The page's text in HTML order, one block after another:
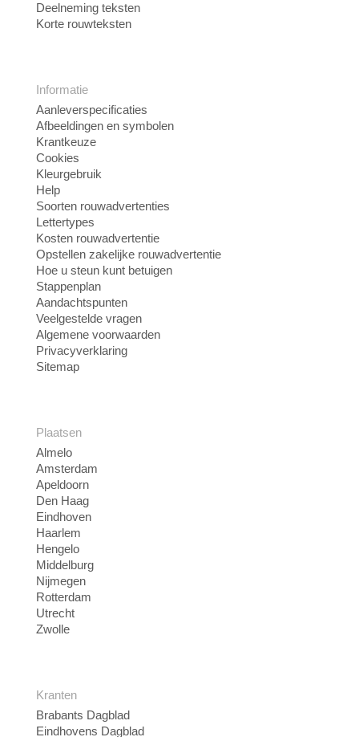
Deelneming teksten
Korte rouwteksten
Informatie
Aanleverspecificaties
Afbeeldingen en symbolen
Krantkeuze
Cookies
Kleurgebruik
Help
Soorten rouwadvertenties
Lettertypes
Kosten rouwadvertentie
Opstellen zakelijke rouwadvertentie
Hoe u steun kunt betuigen
Stappenplan
Aandachtspunten
Veelgestelde vragen
Algemene voorwaarden
Privacyverklaring
Sitemap
Plaatsen
Almelo
Amsterdam
Apeldoorn
Den Haag
Eindhoven
Haarlem
Hengelo
Middelburg
Nijmegen
Rotterdam
Utrecht
Zwolle
Kranten
Brabants Dagblad
Eindhovens Dagblad